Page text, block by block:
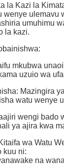
la Kazi la
wenye ulemavu
umuhimu
la kazi.
mkubwa
uzuio wa
Mazingira
watu wenye
wengi bado
ya ajira kwa
wa Watu
kuu ni:
na